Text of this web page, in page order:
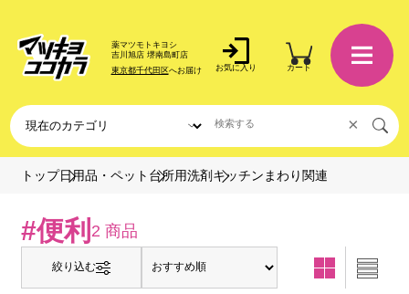
薬マツモトキヨシ
吉川旭店 堺南島町店
東京都千代田区へお届け お気に入り カート
×
トップ日用品・ペット 台所用洗剤 キッチンまわり関連
#便利 2 商品
絞り込む